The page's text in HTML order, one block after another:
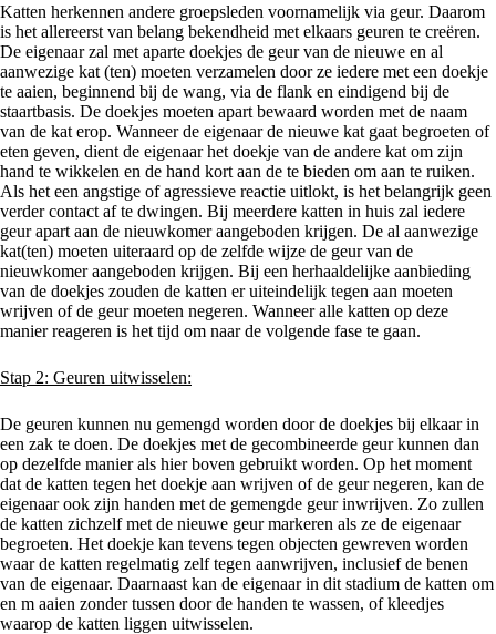
Katten herkennen andere groepsleden voornamelijk via geur. Daarom
is het allereerst van belang bekendheid met elkaars geuren te creëren.
De eigenaar zal met aparte doekjes de geur van de nieuwe en al
aanwezige kat (ten) moeten verzamelen door ze iedere met een doekje
te aaien, beginnend bij de wang, via de flank en eindigend bij de
staartbasis. De doekjes moeten apart bewaard worden met de naam
van de kat erop. Wanneer de eigenaar de nieuwe kat gaat begroeten of
eten geven, dient de eigenaar het doekje van de andere kat om zijn
hand te wikkelen en de hand kort aan de te bieden om aan te ruiken.
Als het een angstige of agressieve reactie uitlokt, is het belangrijk geen
verder contact af te dwingen. Bij meerdere katten in huis zal iedere
geur apart aan de nieuwkomer aangeboden krijgen. De al aanwezige
kat(ten) moeten uiteraard op de zelfde wijze de geur van de
nieuwkomer aangeboden krijgen. Bij een herhaaldelijke aanbieding
van de doekjes zouden de katten er uiteindelijk tegen aan moeten
wrijven of de geur moeten negeren. Wanneer alle katten op deze
manier reageren is het tijd om naar de volgende fase te gaan.
Stap 2: Geuren uitwisselen:
De geuren kunnen nu gemengd worden door de doekjes bij elkaar in
een zak te doen. De doekjes met de gecombineerde geur kunnen dan
op dezelfde manier als hier boven gebruikt worden. Op het moment
dat de katten tegen het doekje aan wrijven of de geur negeren, kan de
eigenaar ook zijn handen met de gemengde geur inwrijven. Zo zullen
de katten zichzelf met de nieuwe geur markeren als ze de eigenaar
begroeten. Het doekje kan tevens tegen objecten gewreven worden
waar de katten regelmatig zelf tegen aanwrijven, inclusief de benen
van de eigenaar. Daarnaast kan de eigenaar in dit stadium de katten om
en m aaien zonder tussen door de handen te wassen, of kleedjes
waarop de katten liggen uitwisselen.